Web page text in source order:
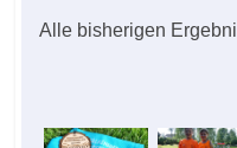
Alle bisherigen